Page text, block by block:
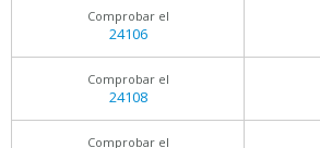
Comprobar el
24106
Comprobar el
24108
Comprobar el